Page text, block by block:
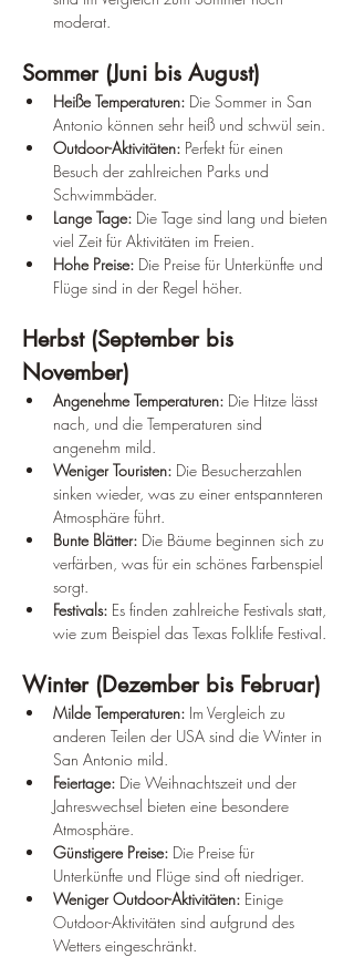
moderat.
Sommer (Juni bis August)
Heiße Temperaturen: Die Sommer in San
Antonio können sehr heiß und schwül sein.
Outdoor-Aktivitäten: Perfekt für einen
Besuch der zahlreichen Parks und
Schwimmbäder.
Lange Tage: Die Tage sind lang und bieten
viel Zeit für Aktivitäten im Freien.
Hohe Preise: Die Preise für Unterkünfte und
Flüge sind in der Regel höher.
Herbst (September bis
November)
Angenehme Temperaturen: Die Hitze lässt
nach, und die Temperaturen sind
angenehm mild.
Weniger Touristen: Die Besucherzahlen
sinken wieder, was zu einer entspannteren
Atmosphäre führt.
Bunte Blätter: Die Bäume beginnen sich zu
verfärben, was für ein schönes Farbenspiel
sorgt.
Festivals: Es finden zahlreiche Festivals statt,
wie zum Beispiel das Texas Folklife Festival.
Winter (Dezember bis Februar)
Milde Temperaturen: Im Vergleich zu
anderen Teilen der USA sind die Winter in
San Antonio mild.
Feiertage: Die Weihnachtszeit und der
Jahreswechsel bieten eine besondere
Atmosphäre.
Günstigere Preise: Die Preise für
Unterkünfte und Flüge sind oft niedriger.
Weniger Outdoor-Aktivitäten: Einige
Outdoor-Aktivitäten sind aufgrund des
Wetters eingeschränkt.